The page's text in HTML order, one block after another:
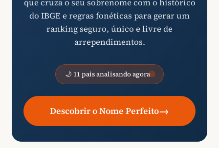
que cruza o seu sobrenome com o histórico
do IBGE e regras fonéticas para gerar um
ranking seguro, único e livre de
arrependimentos.
🌙 11 pais analisando agora
Descobrir o Nome Perfeito→